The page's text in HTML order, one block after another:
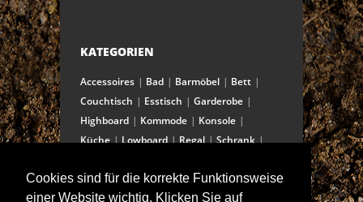
Cookies sind für die korrekte Funktionsweise
einer Website wichtig. Klicken Sie auf
KATEGORIEN
Accessoires Bad Barmöbel
Bett
Couchtisch
Esstisch
Garderobe
Highboard
Kommode
Konsole
Küche
Lowboard Regal
Schrank
Stuhl/Bank
Truhe
Vitrine
Wohnwand